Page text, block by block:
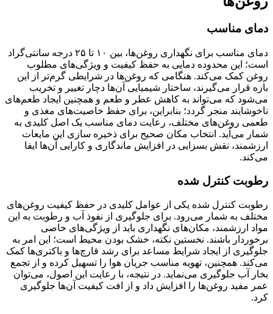
دمای مناسب
دمای مناسب برای نگهداری روغن‌ها، بین ۱۰ تا ۲۵ درجه سانتی‌گراد
است؛ این محدوده دمایی به حفظ کیفیت و ویژگی‌های مطلوب
روغن کمک می‌کند. هنگامی که روغن‌ها در شرایطی گرم‌تر از این
بازه قرار می‌گیرند، ساختار شیمیایی آن‌ها دچار تغییر و تخریب
می‌شود که می‌تواند به کاهش عطر و طعم و همچنین ایجاد طعم‌های
ناخوشایند منجر گردد؛ بنابراین، برای حفظ خاصیت‌های مغذی و
طعمی روغن‌های مختلف، رعایت دمای مناسب یک اصل کلیدی به
شمار می‌آید. انتخاب مکان صحیح برای ذخیره سازی این مایعات
ارزشمند، نقش بسزایی در افزایش ماندگاری و کارایی آن‌ها ایفا
می‌کند.
رطوبت کنترل شده
رطوبت کنترل شده یکی از عوامل کلیدی در حفظ کیفیت روغن‌های
مختلف به شمار می‌رود. برای جلوگیری از نفوذ آب و رطوبت به این
مواد ارزشمند، مکان‌های نگهداری باید از ویژگی‌های خاصی
برخوردار باشند. نخستین نکته، خشک بودن محیط است؛ این امر به
جلوگیری از ایجاد شرایط مساعد برای رشد قارچ‌ها و باکتری‌ها کمک
می‌کند. همچنین، تهویه مناسب جریان هوا را تسهیل کرده و از تجمع
بخار آب جلوگیری می‌نماید. در نتیجه، با رعایت این اصول، می‌توان
عمر مفید روغن‌ها را افزایش داد و از افت کیفیت آن‌ها جلوگیری
کرد.